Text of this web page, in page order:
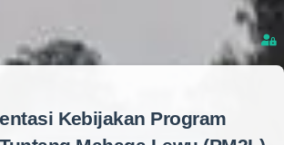
Kebijakan Program